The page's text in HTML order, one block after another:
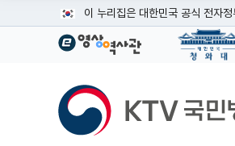
이 누리집은 대한민국 공식 전자
공식 누리집 주소 확인하기
이밖에 or.kr 또는 .kr등 다른 도메
운영중인 공식 누리집보기
KTV국민방송